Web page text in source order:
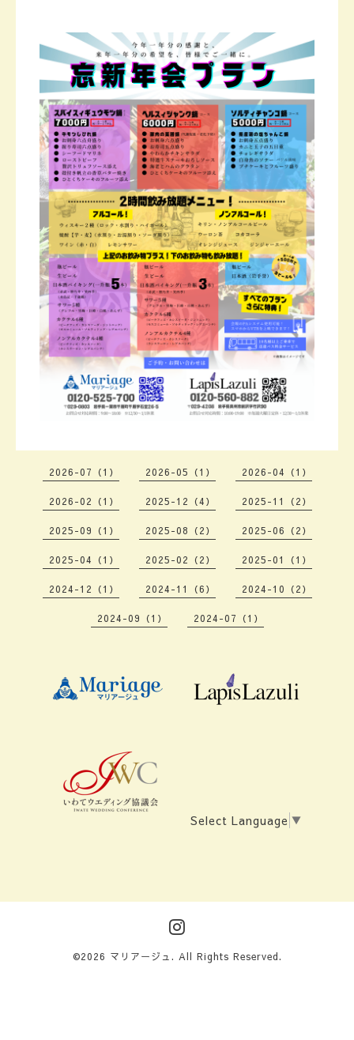
2026-07（1） 2026-05（1） 2026-04（1）
2026-02（1） 2025-12（4） 2025-11（2）
2025-09（1） 2025-08（2） 2025-06（2）
2025-04（1） 2025-02（2） 2025-01（1）
2024-12（1） 2024-11（6） 2024-10（2）
2024-09（1） 2024-07（1）
Select Language ▼
©2026 マリアージュ . All Rights Reserved.